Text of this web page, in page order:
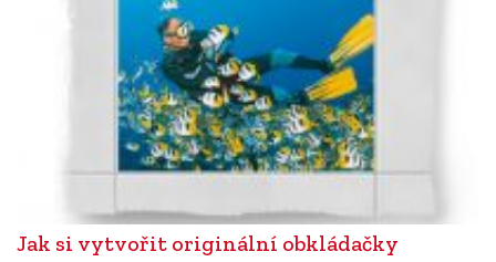
Jak si vytvořit originální obkládačky